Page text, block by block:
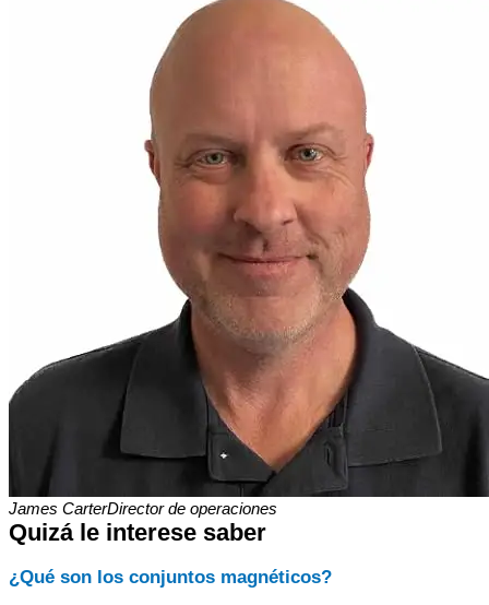
James CarterDirector de operaciones
Quizá le interese saber
¿Qué son los conjuntos magnéticos?